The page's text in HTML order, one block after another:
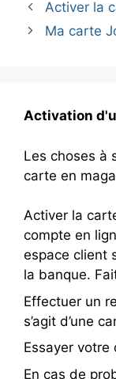
Activer la
Ma carte
Activation
Les choses à
carte en
Activer la
compte en
espace client
la banque.
Effectuer un
s’agit d’une
Essayer
En cas de